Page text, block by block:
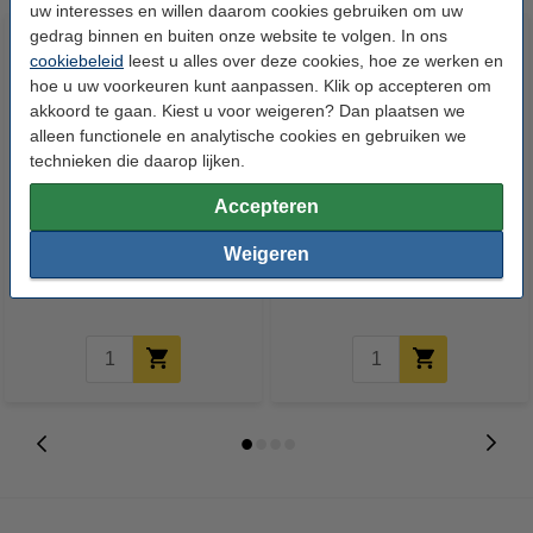
uw interesses en willen daarom cookies gebruiken om uw
gedrag binnen en buiten onze website te volgen. In ons
cookiebeleid leest u alles over deze cookies, hoe ze werken en
hoe u uw voorkeuren kunt aanpassen. Klik op accepteren om
akkoord te gaan. Kiest u voor weigeren? Dan plaatsen we
alleen functionele en analytische cookies en gebruiken we
technieken die daarop lijken.
Accepteren
Weigeren
123inkt kopieerpapier 1 doos
van 2500 vellen A4 - 80 g/m²
123inkt geodriehoek (16 cm)